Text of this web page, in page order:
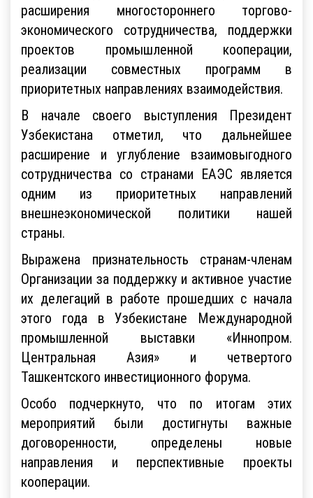
расширения многостороннего торгово-
экономического сотрудничества, поддержки
проектов промышленной кооперации,
реализации совместных программ в
приоритетных направлениях взаимодействия.
В начале своего выступления Президент
Узбекистана отметил, что дальнейшее
расширение и углубление взаимовыгодного
сотрудничества со странами ЕАЭС является
одним из приоритетных направлений
внешнеэкономической политики нашей
страны.
Выражена признательность странам-членам
Организации за поддержку и активное участие
их делегаций в работе прошедших с начала
этого года в Узбекистане Международной
промышленной выставки «Иннопром.
Центральная Азия» и четвертого
Ташкентского инвестиционного форума.
Особо подчеркнуто, что по итогам этих
мероприятий были достигнуты важные
договоренности, определены новые
направления и перспективные проекты
кооперации.